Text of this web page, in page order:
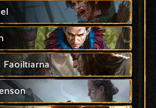
Faoiltiarna